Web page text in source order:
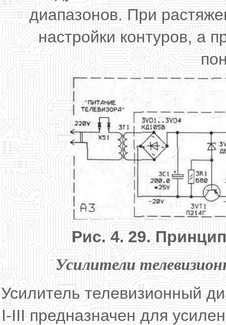
диапазонов. При
настройки контуров, а
Рис. 4. 29.
Усилители
Усилитель телевизионный
I-III предназначен для